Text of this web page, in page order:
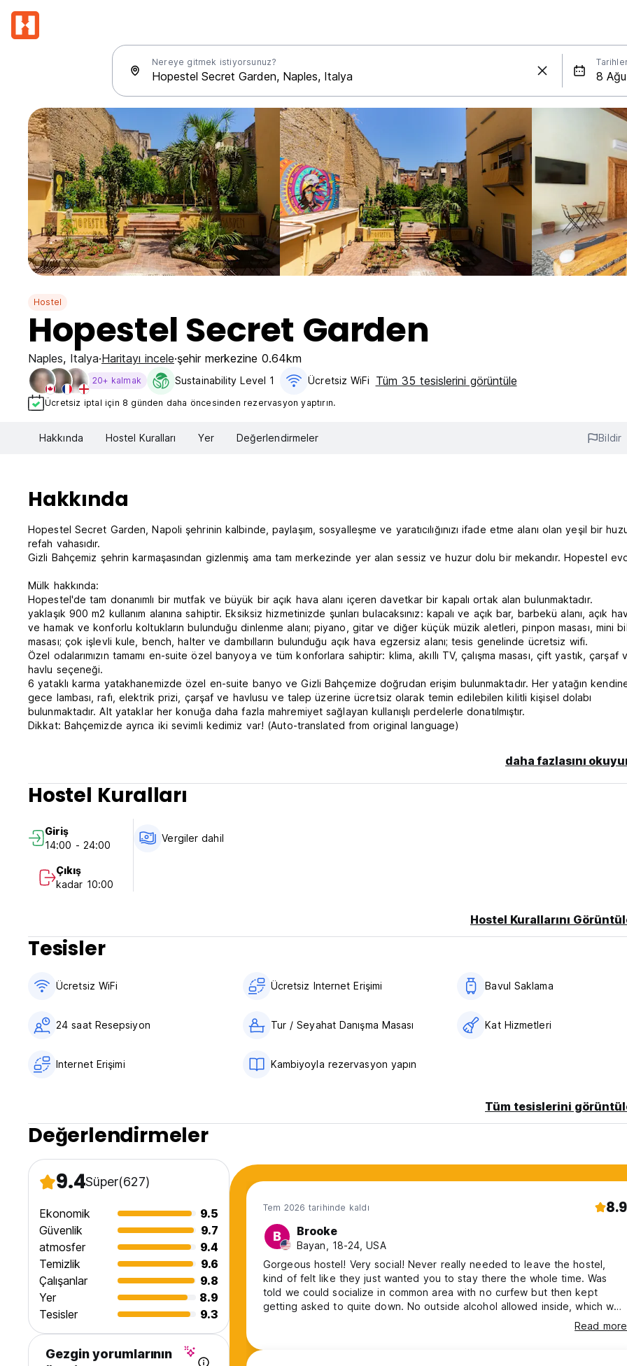
Nereye gitmek istiyorsunuz?
Hostel
Hopestel Secret Garden
Naples, Italya Haritayı incele şehir merkezine 0.64km
20+ kalmak Sustainability Level 1 Ücretsiz WiFi Tüm 35 tesislerini görüntüle
Ücretsiz iptal için 8 günden daha öncesinden rezervasyon yaptırın.
Hakkında Hostel Kuralları Yer Değerlendirmeler Bildir
Hakkında
Hopestel Secret Garden, Napoli şehrinin kalbinde, paylaşım, sosyalleşme ve yaratıcılığınızı ifade etme alanı olan yeşil bir
refah vahasıdır.
Gizli Bahçemiz şehrin karmaşasından gizlenmiş ama tam merkezinde yer alan sessiz ve huzur dolu bir mekandır. Hopestel
Mülk hakkında:
Hopestel'de tam donanımlı bir mutfak ve büyük bir açık hava alanı içeren davetkar bir kapalı ortak alan bulunmaktadır.
yaklaşık 900 m2 kullanım alanına sahiptir. Eksiksiz hizmetinizde şunları bulacaksınız: kapalı ve açık bar, barbekü alanı, açık
ve hamak ve konforlu koltukların bulunduğu dinlenme alanı; piyano, gitar ve diğer küçük müzik aletleri, pinpon masası, mini
masası; çok işlevli kule, bench, halter ve dambılların bulunduğu açık hava egzersiz alanı; tesis genelinde ücretsiz wifi.
Özel odalarımızın tamamı en-suite özel banyoya ve tüm konforlara sahiptir: klima, akıllı TV, çalışma masası, çift yastık, çarşaf
havlu seçeneği.
6 yataklı karma yatakhanemizde özel en-suite banyo ve Gizli Bahçemize doğrudan erişim bulunmaktadır. Her yatağın
gece lambası, rafı, elektrik prizi, çarşaf ve havlusu ve talep üzerine ücretsiz olarak temin edilebilen kilitli kişisel dolabı
bulunmaktadır. Alt yataklar her konuğa daha fazla mahremiyet sağlayan kullanışlı perdelerle donatılmıştır.
Dikkat: Bahçemizde ayrıca iki sevimli kedimiz var! (Auto-translated from original language)
daha fazlasını
Hostel Kuralları
Giriş
14:00 - 24:00
Çıkış
kadar 10:00
Vergiler dahil
Hostel Kurallarını
Tesisler
Ücretsiz WiFi Ücretsiz Internet Erişimi Bavul Saklama
24 saat Resepsiyon Tur / Seyahat Danışma Masası Kat Hizmetleri
Internet Erişimi Kambiyoyla rezervasyon yapın
Tüm tesislerini
Değerlendirmeler
9.4Süper(627)
Ekonomik
9.5
Güvenlik
9.7
atmosfer
9.4
Temizlik
9.6
Çalışanlar
9.8
Yer
8.9
Tesisler
9.3
Gezgin yorumlarının
Tem 2026 tarihinde kaldı 8.9
B Brooke
Bayan, 18-24, USA
Gorgeous hostel! Very social! Never really needed to leave the hostel,
kind of felt like they just wanted you to stay there the whole time. Was
told we could socialize in common area with no curfew but then kept
getting asked to quite down. No outside alcohol allowed inside, which was
kind of weird to us. Seemed like they wanted you to buy only their drinks,
coffee, etc. They had a reccomendation board but wouldn’t give any
Read more